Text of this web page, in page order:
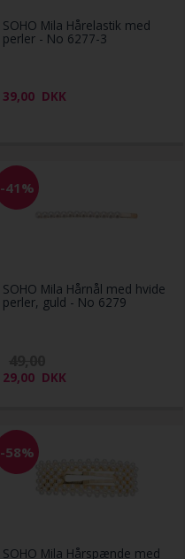
SOHO Mila Hårelastik med
perler - No 6277-3
39,00 DKK
-41%
SOHO Mila Hårnål med hvide
perler, guld - No 6279
29,00 DKK
-58%
SOHO Mila Hårspænde med